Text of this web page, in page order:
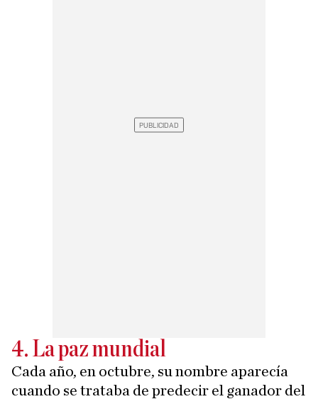
4. La paz mundial
Cada año, en octubre, su nombre aparecía
cuando se trataba de predecir el ganador del